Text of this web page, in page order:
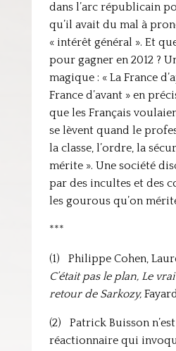
dans l’arc républicain
qu’il avait du mal à
« intérêt général ». Et
pour gagner en 2012 ?
magique : « La France
France d’avant » en
que les Français
se lèvent quand le
la classe, l’ordre, la
mérite ». Une société
par des incultes et des
les gourous qu’on
***
(1) Philippe Cohen,
C’était pas le plan, Le
retour de Sarkozy,
(2) Patrick Buisson
réactionnaire qui